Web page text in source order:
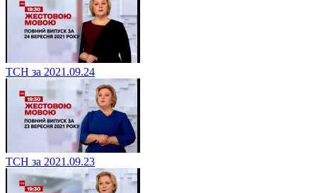
ТСН за 2021.09.24
ТСН за 2021.09.23